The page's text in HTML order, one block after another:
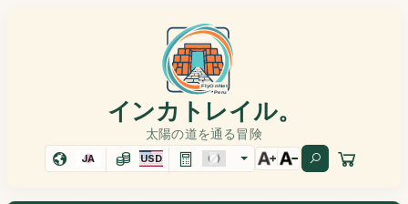
インカトレイル。
太陽の道を通る冒険
JA USD